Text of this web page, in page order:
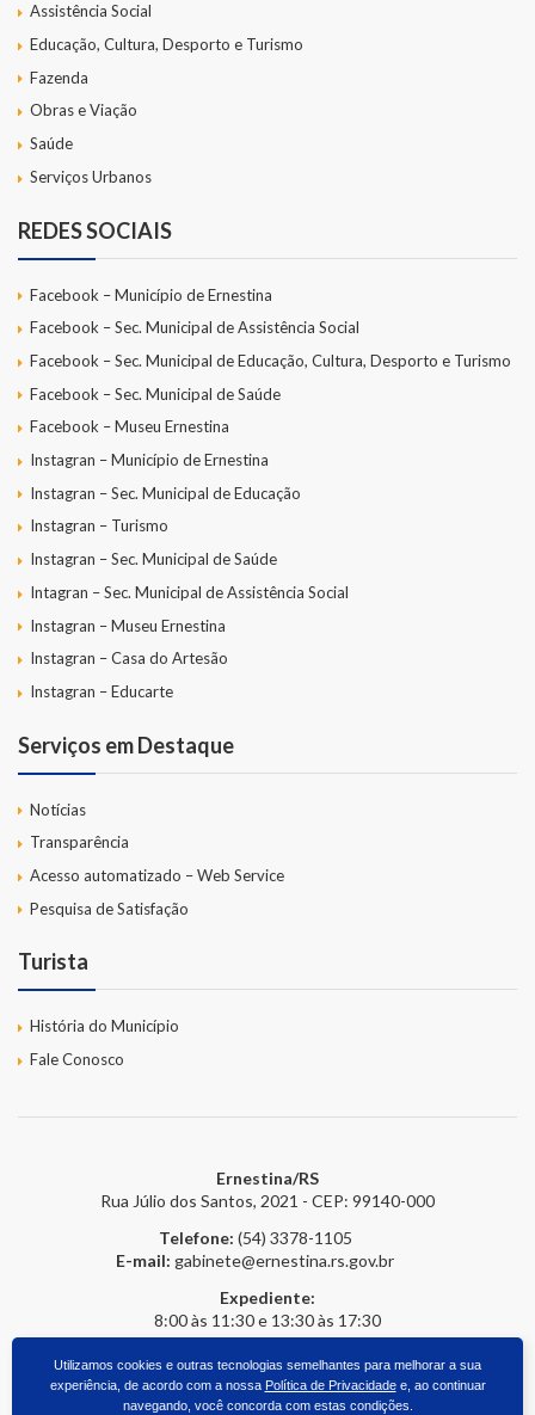
Assistência Social
Educação, Cultura, Desporto e Turismo
Fazenda
Obras e Viação
Saúde
Serviços Urbanos
REDES SOCIAIS
Facebook – Município de Ernestina
Facebook – Sec. Municipal de Assistência Social
Facebook – Sec. Municipal de Educação, Cultura, Desporto e Turismo
Facebook – Sec. Municipal de Saúde
Facebook – Museu Ernestina
Instagran – Município de Ernestina
Instagran – Sec. Municipal de Educação
Instagran – Turismo
Instagran – Sec. Municipal de Saúde
Intagran – Sec. Municipal de Assistência Social
Instagran – Museu Ernestina
Instagran – Casa do Artesão
Instagran – Educarte
Serviços em Destaque
Notícias
Transparência
Acesso automatizado – Web Service
Pesquisa de Satisfação
Turista
História do Município
Fale Conosco
Ernestina/RS
Rua Júlio dos Santos, 2021 - CEP: 99140-000
Telefone: (54) 3378-1105
E-mail: gabinete@ernestina.rs.gov.br
Expediente:
8:00 às 11:30 e 13:30 às 17:30
2026 © Prefeitura Online- Todos os direitos reservados.
Utilizamos cookies e outras tecnologias semelhantes para melhorar a sua
experiência, de acordo com a nossa Política de Privacidadee, ao continuar
navegando, você concorda com estas condições.